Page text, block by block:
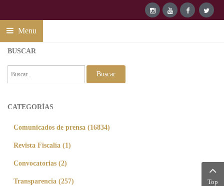
Menu
BUSCAR
Buscar
CATEGORÍAS
Comunicados de prensa (16834)
Revista Fiscalía (1)
Convocatorias (2)
Transparencia (257) Top